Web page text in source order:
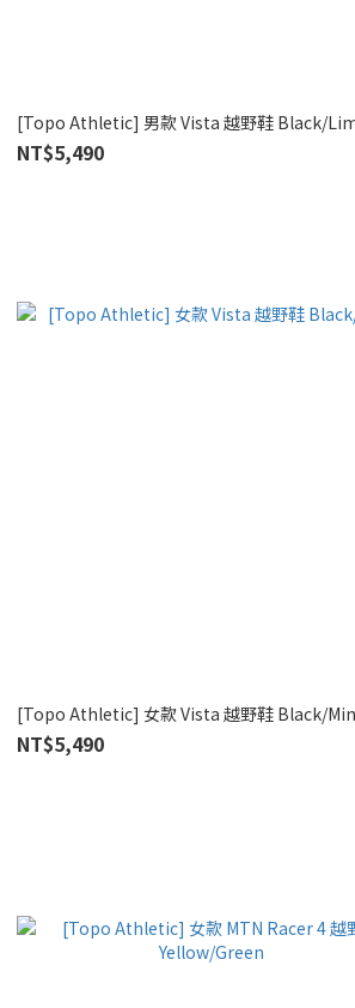
[Topo Athletic] 男款 Vista 越野鞋 Black/
NT$5,490
[Topo Athletic] 女款 Vista 越野鞋 Black/
NT$5,490